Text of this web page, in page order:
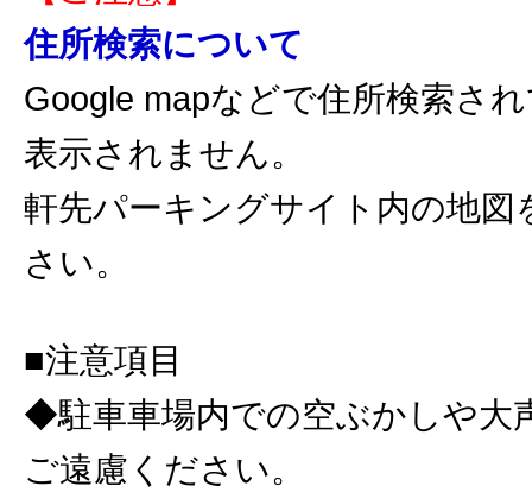
住所検索について
Google mapなどで住所検索さ
表示されません。
軒先パーキングサイト内の地図
さい。
■注意項目
◆駐車車場内での空ぶかしや大
ご遠慮ください。